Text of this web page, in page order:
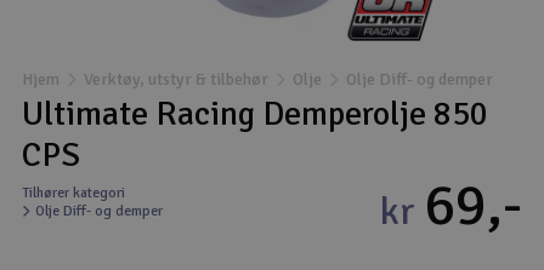
Droner
Droner for FPV
Fly
Hjem Verktøy, utstyr & tilbehør Olje Olje Diff- og demper
Ultimate Racing Demperolje 850
CPS
Tilhører kategori
Olje Diff- og demper
kr 69,-